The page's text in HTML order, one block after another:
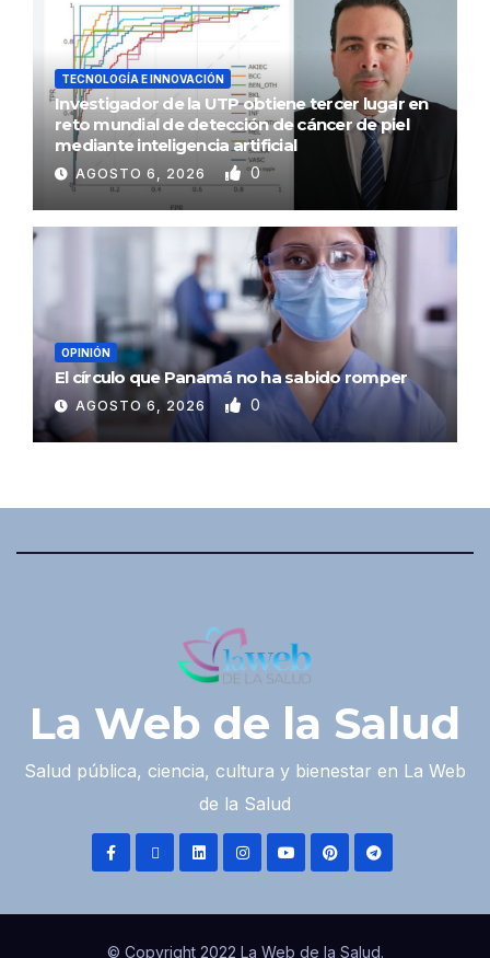
TECNOLOGÍA E INNOVACIÓN
Investigador de la UTP obtiene tercer lugar en
reto mundial de detección de cáncer de piel
mediante inteligencia artificial
AGOSTO 6, 2026 0
OPINIÓN
El círculo que Panamá no ha sabido romper
AGOSTO 6, 2026 0
La Web de la Salud
Salud pública, ciencia, cultura y bienestar en La Web
de la Salud
© Copyright 2022 La Web de la Salud.